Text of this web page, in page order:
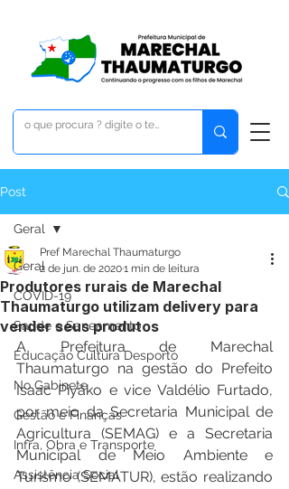
Post
Geral
COVID-19
Saúde e Saneamento
Educação Cultura Desporto
No Gabinete
Gestão e Finanças
Infra, Obra e Transporte
Assistência Social
Geral
Produtores rurais de Marechal
Thaumaturgo utilizam delivery para
vender seus produtos
Pref Marechal Thaumaturgo
2 de jun. de 20201 min de leitura
A Prefeitura de Marechal
Thaumaturgo na gestão do Prefeito
Isaac Piyãko e vice Valdélio Furtado,
por meio da Secretaria Municipal de
Agricultura (SEMAG) e a Secretaria
Municipal de Meio Ambiente e
Turismo (SEMATUR), estão realizando